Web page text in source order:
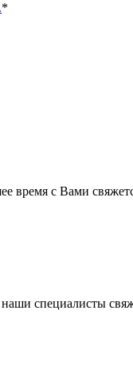
*
время с Вами
специалисты